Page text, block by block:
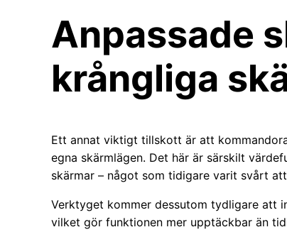
Anpassade
krångliga
Ett annat viktigt tillskott är att
egna skärmlägen. Det här är särskilt
skärmar – något som tidigare varit svårt
Verktyget kommer dessutom tydligare att
vilket gör funktionen mer upptäckbar än